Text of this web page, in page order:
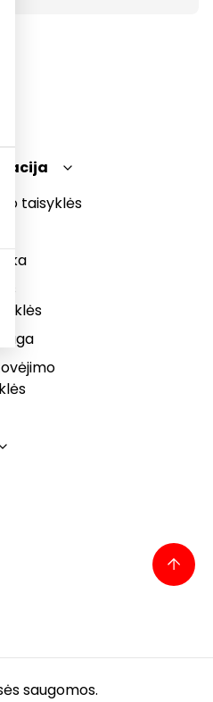
taisyklės
saugomos.